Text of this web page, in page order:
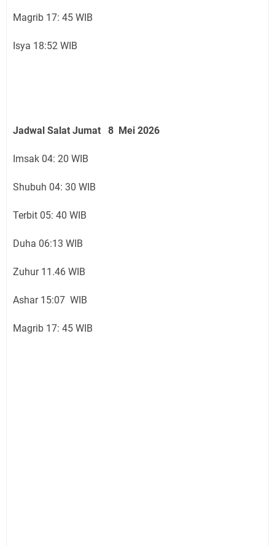
Magrib 17: 45 WIB
Isya 18:52 WIB
Jadwal Salat Jumat 8 Mei 2026
Imsak 04: 20 WIB
Shubuh 04: 30 WIB
Terbit 05: 40 WIB
Duha 06:13 WIB
Zuhur 11.46 WIB
Ashar 15:07 WIB
Magrib 17: 45 WIB